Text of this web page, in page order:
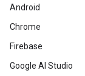
Android
Chrome
Firebase
Google AI Studio